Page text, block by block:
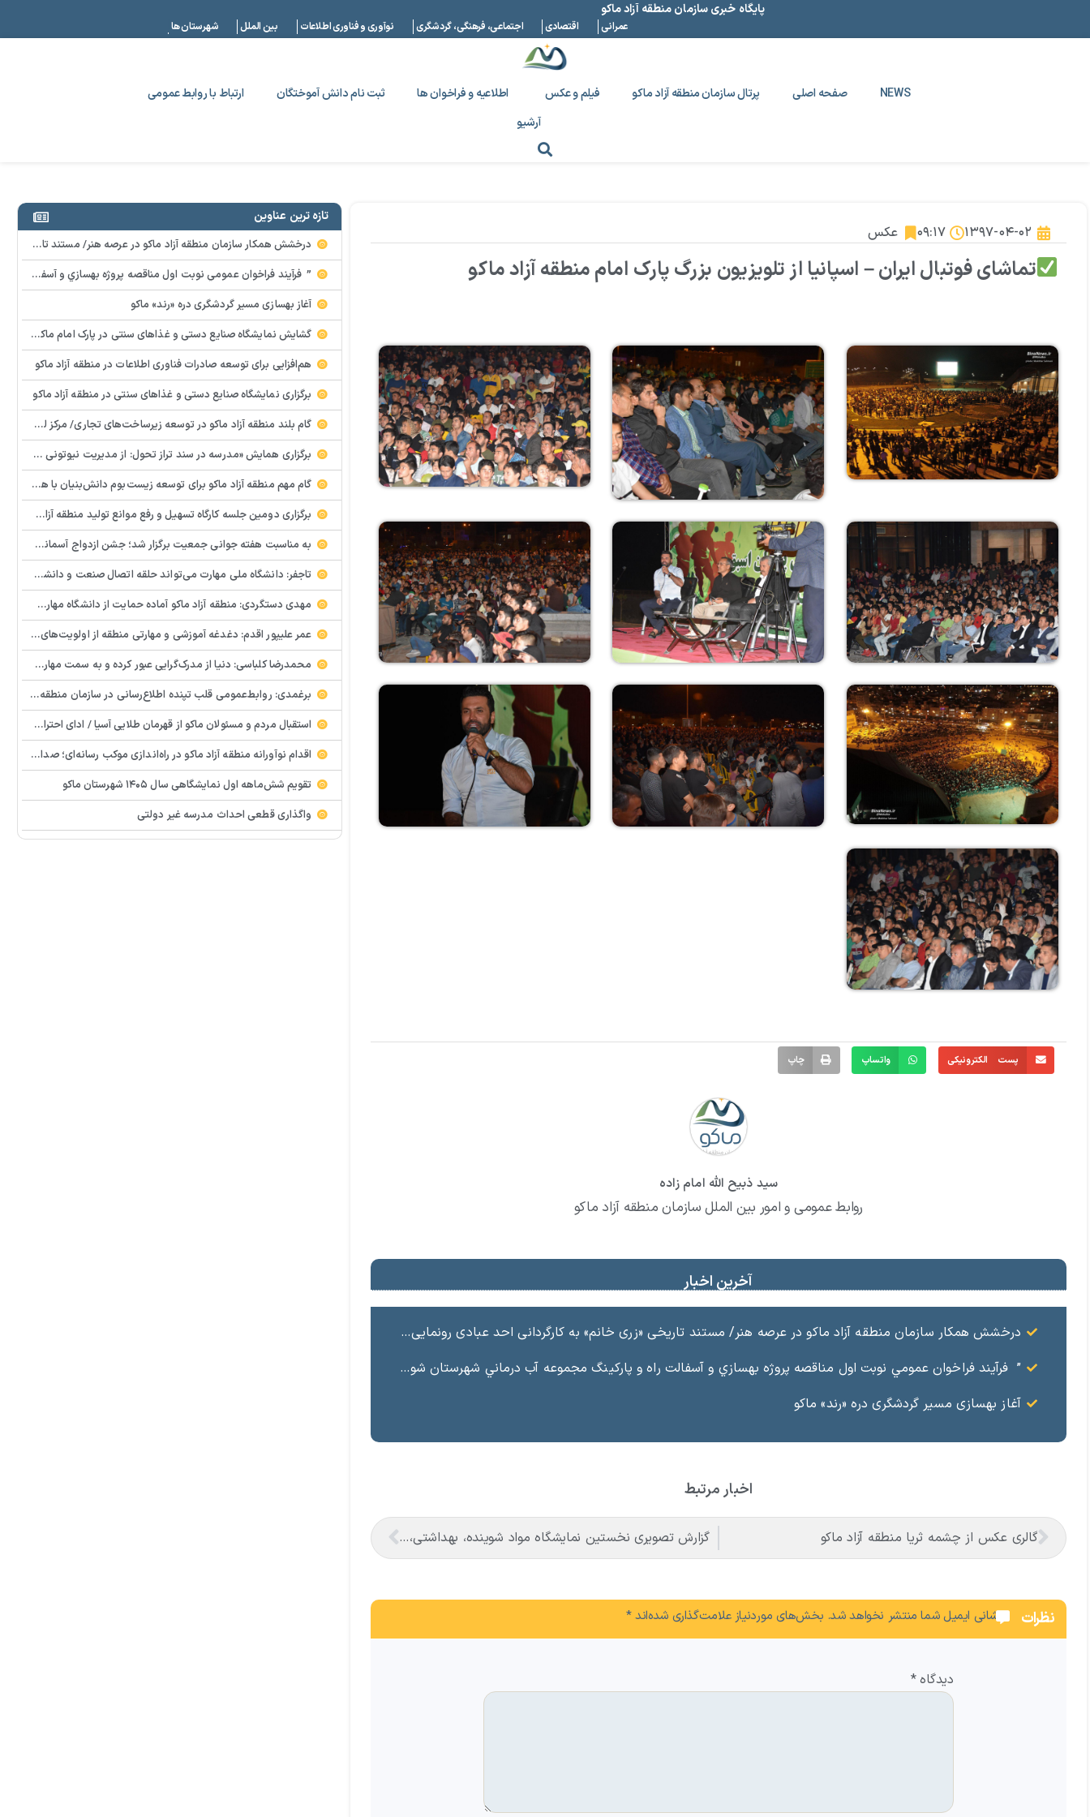
پایگاه خبری سازمان منطقه آزاد ماکو
عمرانی اقتصادی اجتماعی، فرهنگی، گردشگری نوآوری و فناوری اطلاعات بین الملل شهرستان ها
NEWS صفحه اصلی پرتال سازمان منطقه آزاد ماکو فیلم و عکس اطلاعیه و فراخوان ها ثبت نام دانش آموختگان
ارتباط با روابط عمومی
آرشیو
۱۳۹۷-۰۴-۰۲ ۰۹:۱۷ عکس
تماشای فوتبال ایران – اسپانیا از تلویزیون بزرگ پارک امام منطقه آزاد ماکو
پست الکترونیکی واتساپ چاپ
سید ذبیح الله امام زاده
روابط عمومی و امور بین الملل سازمان منطقه آزاد ماکو
آخرین اخبار
درخشش همکار سازمان منطقه آزاد ماکو در عرصه هنر/ مستند تاریخی «زری خانم» به کارگردانی احد عبادی رونمایی شد
” فرآيند فراخوان عمومي نوبت اول مناقصه پروژه بهسازي و آسفالت راه و پاركينگ مجموعه آب درماني شهرستان شوط منطقه آزاد ماكو “
آغاز بهسازی مسیر گردشگری دره «رند» ماکو
اخبار مرتبط
گالری عکس از چشمه ثریا منطقه آزاد ماکو گزارش تصویری نخستین نمایشگاه مواد شوینده، بهداشتی، آرایشی منطقه آزاد ماکو
نظرات نشانی ایمیل شما منتشر نخواهد شد. بخش‌های موردنیاز علامت‌گذاری شده‌اند*
دیدگاه*
تازه ترین عناوین
درخشش همکار سازمان منطقه آزاد ماکو در عرصه هنر/ مستند تاریخی «زری خانم» به کارگردانی احد عبادی رونمایی شد
” فرآيند فراخوان عمومي نوبت اول مناقصه پروژه بهسازي و آسفالت راه و پاركينگ مجموعه آب درماني شهرستان شوط منطقه آزاد ماكو “
آغاز بهسازی مسیر گردشگری دره «رند» ماکو
گشایش نمایشگاه صنایع دستی و غذاهای سنتی در پارک امام ماکو با محوریت توانمندسازی زنان
هم‌افزایی برای توسعه صادرات فناوری اطلاعات در منطقه آزاد ماکو
برگزاری نمایشگاه صنایع دستی و غذاهای سنتی در منطقه آزاد ماکو
گام بلند منطقه آزاد ماکو در توسعه زیرساخت‌های تجاری/ مرکز لجستیک مرزی بازرگان تصویب شد
️برگزاری همایش «مدرسه در سند تراز تحول: از مدیریت نیوتونی به رهبری کوانتومی» با مشارکت سازمان منطقه آزاد ماکو
گام مهم منطقه آزاد ماکو برای توسعه زیست‌بوم دانش‌بنیان با همکاری مرکز نوآوری و شتابدهنده‌های استارتاپ
برگزاری دومین جلسه کارگاه تسهیل و رفع موانع تولید منطقه آزاد ماکو
به مناسبت هفته جوانی جمعیت برگزار شد؛ جشن ازدواج آسمانی و ازدواج آسان در شهرستان پلدشت
تاجفر: دانشگاه ملی مهارت می‌تواند حلقه اتصال صنعت و دانشگاه باشد
مهدی دستگردی: منطقه آزاد ماکو آماده حمایت از دانشگاه مهارت‌محور است
عمر علیپور اقدم: دغدغه آموزشی و مهارتی منطقه از اولویت‌های اصلی ماست
محمدرضا کلباسی: دنیا از مدرک‌گرایی عبور کرده و به سمت مهارت حرکت می‌کند
برغمدی: روابط‌عمومی قلب تپنده اطلاع‌رسانی در سازمان منطقه آزاد ماکو است
استقبال مردم و مسئولان ماکو از قهرمان طلایی آسیا / ادای احترام ابوالفضل پیشه‌ور به شهدای گمنام
اقدام نوآورانه منطقه آزاد ماکو در راه‌اندازی موکب رسانه‌ای؛ صدای مردم از دل تجمعات طنین‌انداز شد
تقویم شش‌ماهه اول نمایشگاهی سال ۱۴۰۵ شهرستان ماکو
واگذاری قطعی احداث مدرسه غیر دولتی